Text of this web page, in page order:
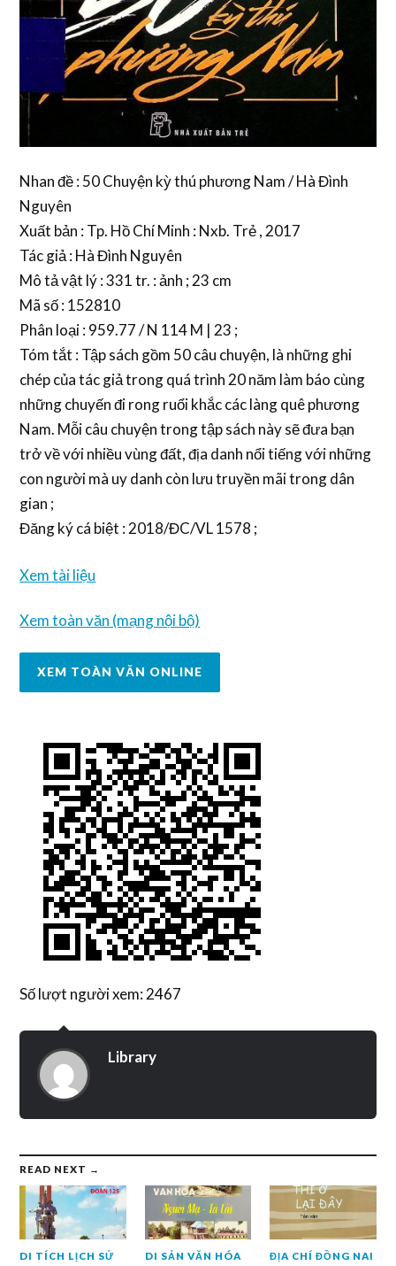
Nhan đề : 50 Chuyện kỳ thú phương Nam / Hà Đình
Nguyên
Xuất bản : Tp. Hồ Chí Minh : Nxb. Trẻ , 2017
Tác giả : Hà Đình Nguyên
Mô tả vật lý : 331 tr. : ảnh ; 23 cm
Mã số : 152810
Phân loại : 959.77 / N 114 M | 23 ;
Tóm tắt : Tập sách gồm 50 câu chuyện, là những ghi
chép của tác giả trong quá trình 20 năm làm báo cùng
những chuyến đi rong ruổi khắc các làng quê phương
Nam. Mỗi câu chuyện trong tập sách này sẽ đưa bạn
trở về với nhiều vùng đất, địa danh nổi tiếng với những
con người mà uy danh còn lưu truyền mãi trong dân
gian ;
Đăng ký cá biệt : 2018/ĐC/VL 1578 ;
Xem tài liệu
Xem toàn văn (mạng nội bộ)
XEM TOÀN VĂN ONLINE
Số lượt người xem: 2467
Library
READ NEXT →
DI TÍCH LỊCH SỬ DI SẢN VĂN HÓA ĐỊA CHÍ ĐỒNG NAI